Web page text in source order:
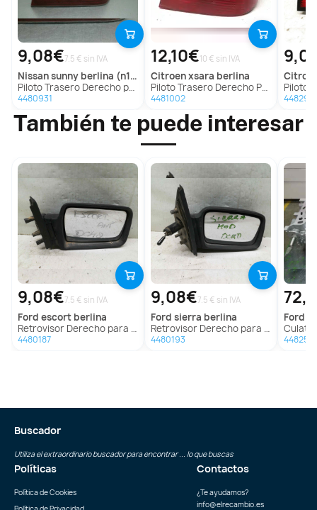
9,08€7.5 € sin IVA
nissansunny berlina (n13)
Piloto Trasero Derecho para Nissan Sunny Berlina (N13)
4480931
12,10€10 € sin IVA
citroenxsara berlina
Piloto Trasero Derecho Para Citroen Xsara Berlina
4481002
Piloto
También te puede interesar
9,08€7.5 € sin IVA
ford escort berlina
Retrovisor Derecho para Ford Escort Berlina
4480187
9,08€7.5 € sin IVA
ford sierra berlina
Retrovisor Derecho para Ford Sierra Berlina
4480193
ford
Culata
Buscador
Utiliza el extraordinario buscador para encontrar ... lo que buscas
Políticas
Política de Cookies
Contactos
¿Te ayudamos?
info@elrecambio.es